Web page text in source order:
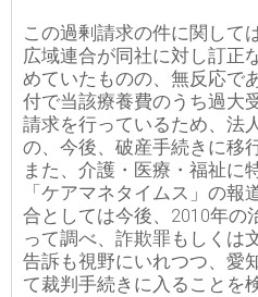
この過剰請求の件に関して
広域連合が同社に対し訂正
めていたものの、無反応で
付で当該療養費のうち過大
請求を行っているため、法
の、今後、破産手続きに移
また、介護・医療・福祉に
「ケアマネタイムス」の報
合としては今後、2010年の
って調べ、詐欺罪もしくは
告訴も視野にいれつつ、愛
て裁判手続きに入ることを